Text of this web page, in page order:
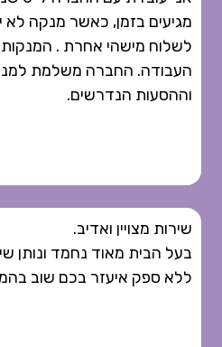
מגיעים בזמן, כאשר מנקה לא
לשלוח מישהי אחרת . המנקות
העבודה. החברה משלמת
וההסעות הנדרשים.
שירות מצויין ואדיב.
בעל הבית מאוד נחמד ונותן
ללא ספק איעזר בכם שוב